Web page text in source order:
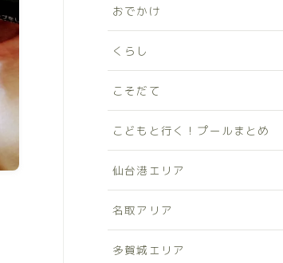
おでかけ
くらし
こそだて
こどもと行く！プールまとめ
仙台港エリア
名取アリア
多賀城エリア